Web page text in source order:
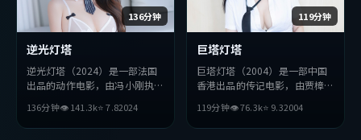
136分钟
逆光灯塔
逆光灯塔（2024）是一部法国
出品的动作电影，由冯小刚执
等主演。影片在叙事与视听上力
求突破，探讨人性与抉择，节奏
136分钟👁141.3k⭐7.82024
119分钟
巨塔灯塔
巨塔灯塔（2004）是一部中国
香港出品的传记电影，由贾樟柯
斯·珀等主演。影片在叙事与
视听上力求突破，探讨人性与抉
119分钟👁76.3k⭐ 9.32004